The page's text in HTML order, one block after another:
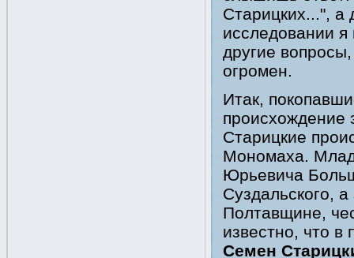
Старицких...", а
исследовании я
другие
огромен.
Итак,
происхождение
Старицкие
Мономаха.
Юрьевича
Суздальского,
Полтавщине,
известно, что в
Семен